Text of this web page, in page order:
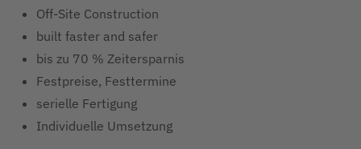
Off-Site Construction
built faster and safer
bis zu 70 % Zeitersparnis
Festpreise, Festtermine
serielle Fertigung
Individuelle Umsetzung